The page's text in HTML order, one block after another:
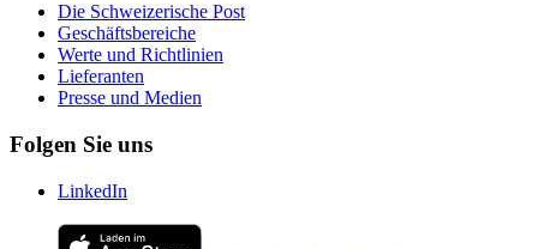
Die Schweizerische Post
Geschäftsbereiche
Werte und Richtlinien
Lieferanten
Presse und Medien
Folgen Sie uns
LinkedIn